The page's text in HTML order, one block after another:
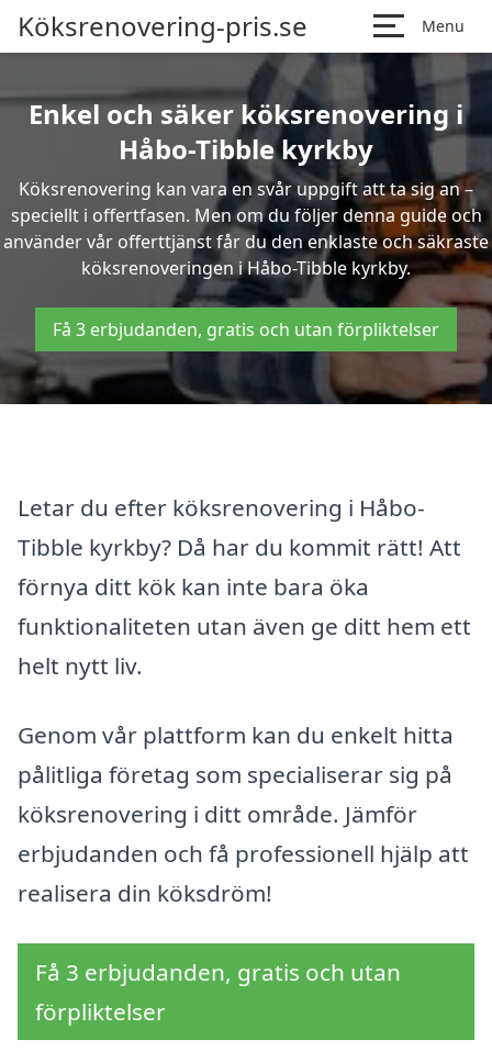
Köksrenovering-pris.se Menu
Enkel och säker köksrenovering i
Håbo-Tibble kyrkby
Köksrenovering kan vara en svår uppgift att ta sig an –
speciellt i offertfasen. Men om du följer denna guide och
använder vår offerttjänst får du den enklaste och säkraste
köksrenoveringen i Håbo-Tibble kyrkby.
Få 3 erbjudanden, gratis och utan förpliktelser
Letar du efter köksrenovering i Håbo-
Tibble kyrkby? Då har du kommit rätt! Att
förnya ditt kök kan inte bara öka
funktionaliteten utan även ge ditt hem ett
helt nytt liv.
Genom vår plattform kan du enkelt hitta
pålitliga företag som specialiserar sig på
köksrenovering i ditt område. Jämför
erbjudanden och få professionell hjälp att
realisera din köksdröm!
Få 3 erbjudanden, gratis och utan
förpliktelser